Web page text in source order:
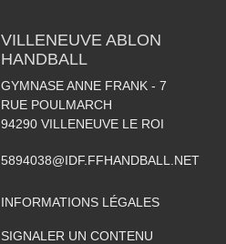
VILLENEUVE ABLON
HANDBALL
GYMNASE ANNE FRANK - 7
RUE POULMARCH
94290 VILLENEUVE LE ROI
5894038@IDF.FFHANDBALL.NET
INFORMATIONS LÉGALES
SIGNALER UN CONTENU